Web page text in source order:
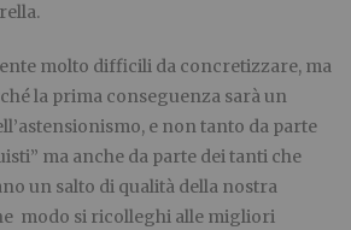
molto difficili da concretizzare, ma
la prima conseguenza sarà un
e non tanto da parte
ma anche da parte dei tanti che
un salto di qualità della nostra
modo si ricolleghi alle migliori